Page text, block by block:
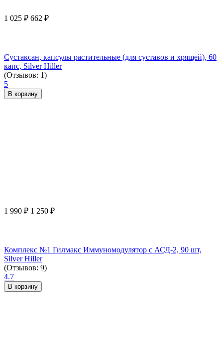
1 025 ₽ 662 ₽
Сустаксан, капсулы растительные (для суставов и хрящей), 60
капс, Silver Hiller
(Отзывов: 1)
5
В корзину
1 990 ₽ 1 250 ₽
Комплекс №1 Гилмакс Иммуномодулятор с АСД-2, 90 шт,
Silver Hiller
(Отзывов: 9)
4.7
В корзину